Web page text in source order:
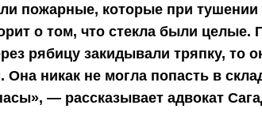
пожарные, которые при тушении
о том, что стекла были целые.
рябицу закидывали тряпку, то
Она никак не могла попасть в
— рассказывает адвокат